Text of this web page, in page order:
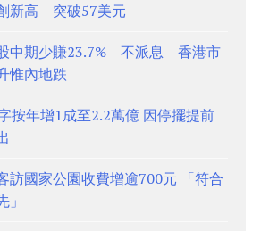
新高 突破57美元
中期少賺23.7% 不派息 香港市
惟內地跌
按年增1成至2.2萬億 因停擺提前
訪國家公園收費增逾700元 「符合
」